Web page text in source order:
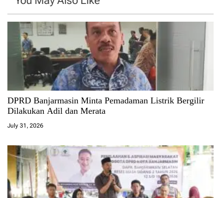
DPRD Banjarmasin Minta Pemadaman Listrik Bergilir
Dilakukan Adil dan Merata
July 31, 2026